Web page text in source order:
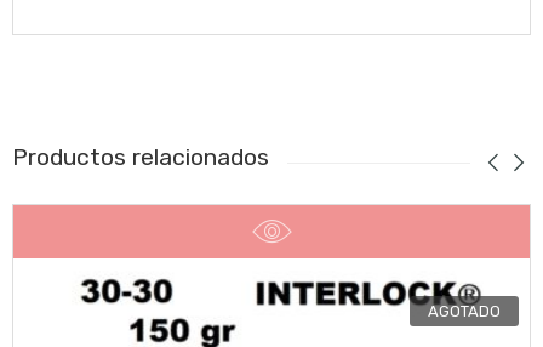
Productos relacionados
AGOTADO